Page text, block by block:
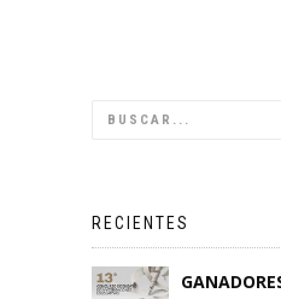
RECIENTES